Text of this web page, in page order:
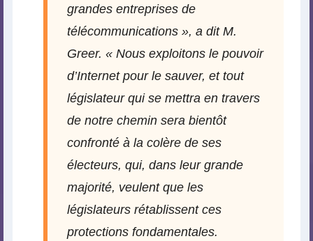
grandes entreprises de
télécommunications », a dit M.
Greer. « Nous exploitons le pouvoir
d’Internet pour le sauver, et tout
législateur qui se mettra en travers
de notre chemin sera bientôt
confronté à la colère de ses
électeurs, qui, dans leur grande
majorité, veulent que les
législateurs rétablissent ces
protections fondamentales.